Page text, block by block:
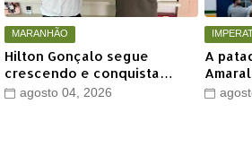
MARANHÃO
Hilton Gonçalo segue
crescendo e conquista
apoio do prefeito de Lago
agosto 04, 2026
A